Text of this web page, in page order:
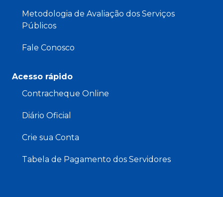
Metodologia de Avaliação dos Serviços
Públicos
Fale Conosco
Acesso rápido
Contracheque Online
Diário Oficial
Crie sua Conta
Tabela de Pagamento dos Servidores